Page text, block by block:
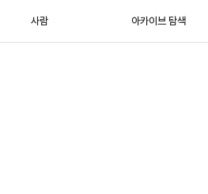
사람 아카이브 탐색